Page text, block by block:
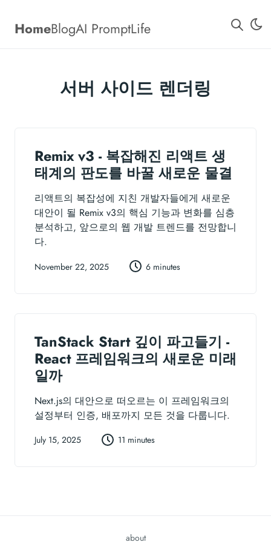
HomeBlogAI PromptLife
서버 사이드 렌더링
Remix v3 - 복잡해진 리액트 생
태계의 판도를 바꿀 새로운 물결
리액트의 복잡성에 지친 개발자들에게 새로운
대안이 될 Remix v3의 핵심 기능과 변화를 심층
분석하고, 앞으로의 웹 개발 트렌드를 전망합니
다.
November 22, 2025 6 minutes
TanStack Start 깊이 파고들기 -
React 프레임워크의 새로운 미래
일까
Next.js의 대안으로 떠오르는 이 프레임워크의
설정부터 인증, 배포까지 모든 것을 다룹니다.
July 15, 2025 11 minutes
about